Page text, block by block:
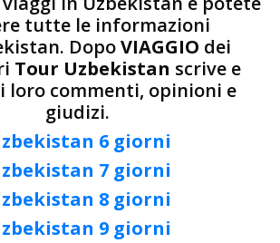
tutte le informazioni
DopoVIAGGIO dei
Tour Uzbekistan scrive e
loro commenti, opinioni e
giudizi.
6 giorni
7 giorni
8 giorni
9 giorni